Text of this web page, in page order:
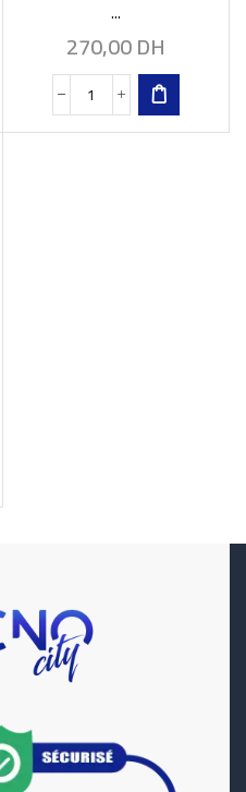
...
270,00DH